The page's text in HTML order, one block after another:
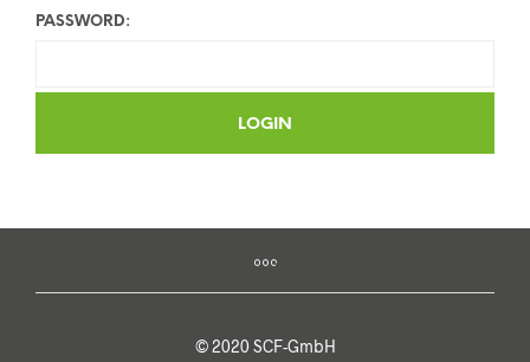
PASSWORD:
© 2020 SCF-GmbH